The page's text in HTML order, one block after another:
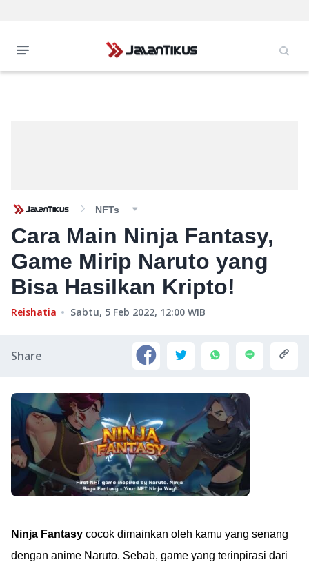
NFTs
Cara Main Ninja Fantasy,
Game Mirip Naruto yang
Bisa Hasilkan Kripto!
Reishatia Sabtu, 5 Feb 2022, 12:00 WIB
Share
Ninja Fantasy cocok dimainkan oleh kamu yang senang
dengan anime Naruto. Sebab, game yang terinpirasi dari